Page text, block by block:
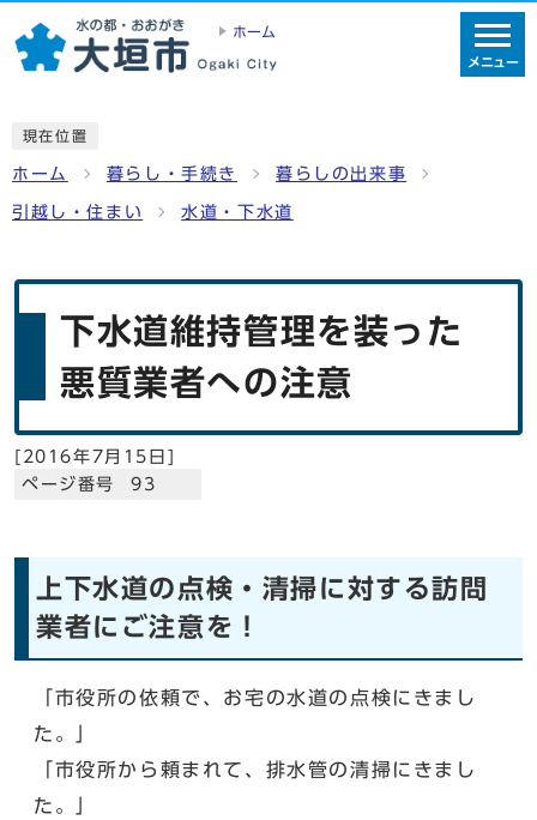
ホーム
メニュー
現在位置
ホーム 暮らし・手続き 暮らしの出来事
引越し・住まい 水道・下水道
下水道維持管理を装った
悪質業者への注意
[ 2016年7月15日 ]
ページ番号 93
上下水道の点検・清掃に対する訪問
業者にご注意を！
「市役所の依頼で、お宅の水道の点検にきまし
た。」
「市役所から頼まれて、排水管の清掃にきまし
た。」